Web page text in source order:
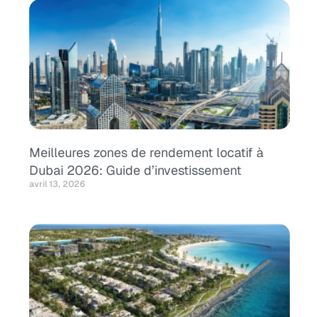
Meilleures zones de rendement locatif à
Dubai 2026: Guide d’investissement
avril 13, 2026